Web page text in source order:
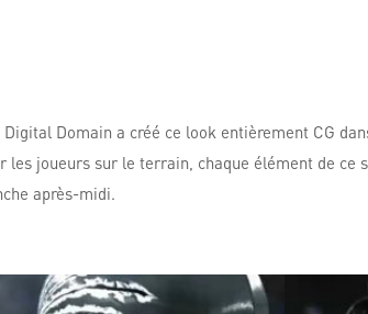
Domain a créé ce look entièrement CG
joueurs sur le terrain, chaque élément de
après-midi.